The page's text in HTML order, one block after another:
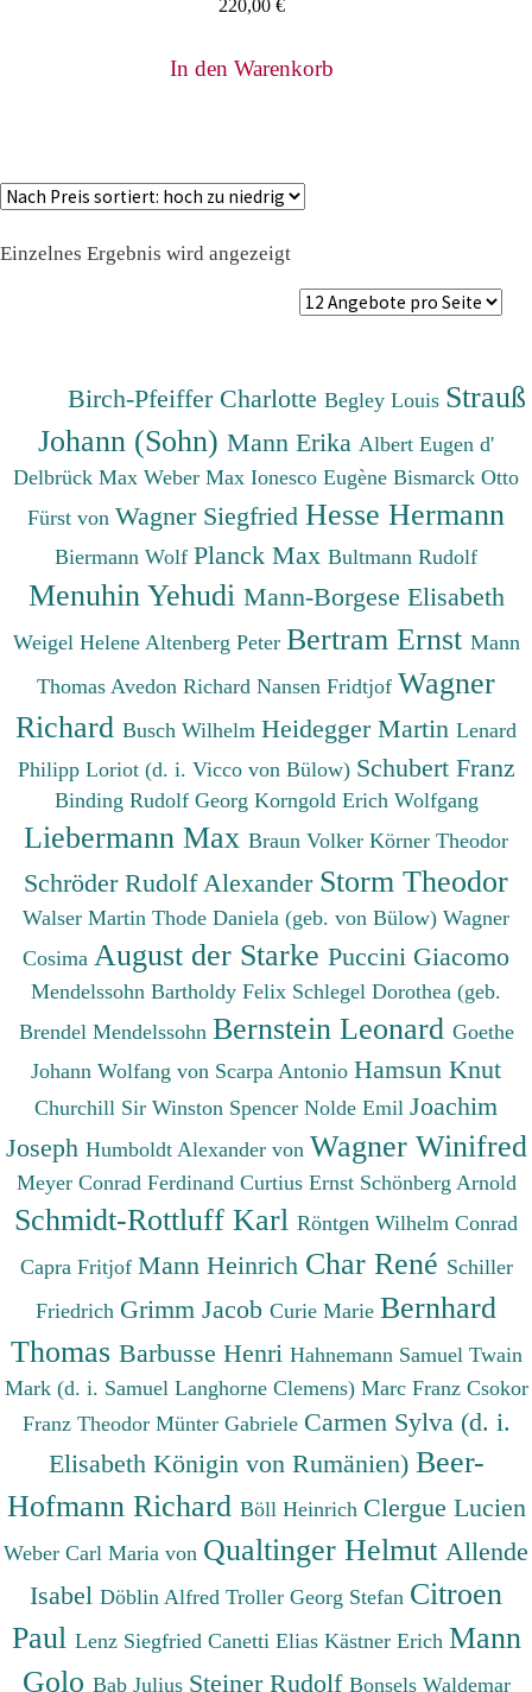
220,00 €
In den Warenkorb
Einzelnes Ergebnis wird angezeigt
Birch-Pfeiffer CharlotteBegley Louis Strauß
Johann (Sohn) Mann Erika Albert Eugen d'
Delbrück Max Weber Max Ionesco Eugène Bismarck Otto
Fürst von Wagner Siegfried Hesse Hermann
Biermann Wolf Planck Max Bultmann Rudolf
Menuhin Yehudi Mann-Borgese Elisabeth
Weigel Helene Altenberg Peter Bertram Ernst Mann
Thomas Avedon Richard Nansen Fridtjof Wagner
Richard Busch Wilhelm Heidegger Martin Lenard
Philipp Loriot (d. i. Vicco von Bülow) Schubert Franz
Binding Rudolf Georg Korngold Erich Wolfgang
Liebermann Max Braun Volker Körner Theodor
Schröder Rudolf Alexander Storm Theodor
Walser Martin Thode Daniela (geb. von Bülow) Wagner
Cosima August der Starke Puccini Giacomo
Mendelssohn Bartholdy Felix Schlegel Dorothea (geb.
Brendel Mendelssohn Bernstein Leonard Goethe
Johann Wolfang von Scarpa Antonio Hamsun Knut
Churchill Sir Winston Spencer Nolde Emil Joachim
Joseph Humboldt Alexander von Wagner Winifred
Meyer Conrad Ferdinand Curtius Ernst Schönberg Arnold
Schmidt-Rottluff Karl Röntgen Wilhelm Conrad
Capra Fritjof Mann Heinrich Char René Schiller
Friedrich Grimm Jacob Curie Marie Bernhard
Thomas Barbusse Henri Hahnemann Samuel Twain
Mark (d. i. Samuel Langhorne Clemens) Marc Franz Csokor
Franz Theodor Münter Gabriele Carmen Sylva (d. i.
Elisabeth Königin von Rumänien) Beer-
Hofmann Richard Böll Heinrich Clergue Lucien
Weber Carl Maria von Qualtinger Helmut Allende
Isabel Döblin Alfred Troller Georg Stefan Citroen
Paul Lenz Siegfried Canetti Elias Kästner Erich Mann
Golo Bab Julius Steiner Rudolf Bonsels Waldemar